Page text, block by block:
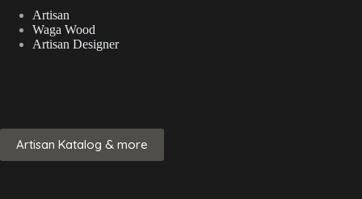
Artisan
Waga Wood
Artisan Designer
Artisan Katalog & more